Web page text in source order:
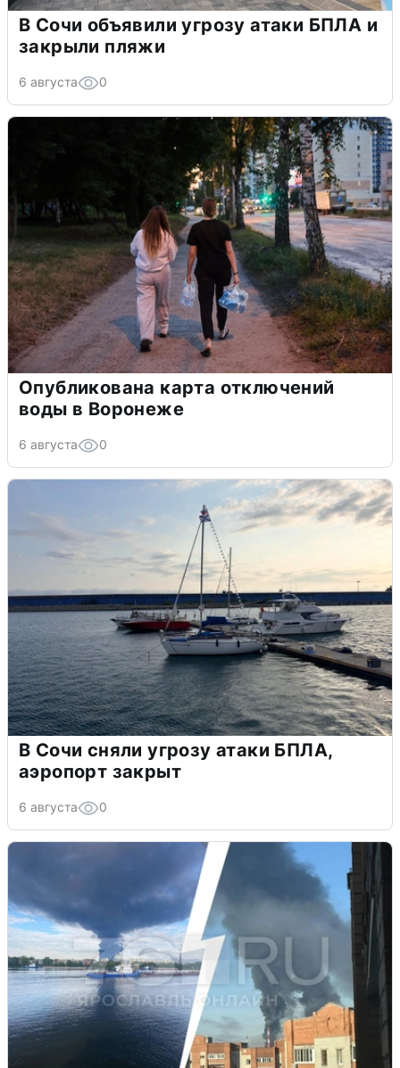
В Сочи объявили угрозу атаки БПЛА и
закрыли пляжи
6 августа 0
Опубликована карта отключений
воды в Воронеже
6 августа 0
В Сочи сняли угрозу атаки БПЛА,
аэропорт закрыт
6 августа 0